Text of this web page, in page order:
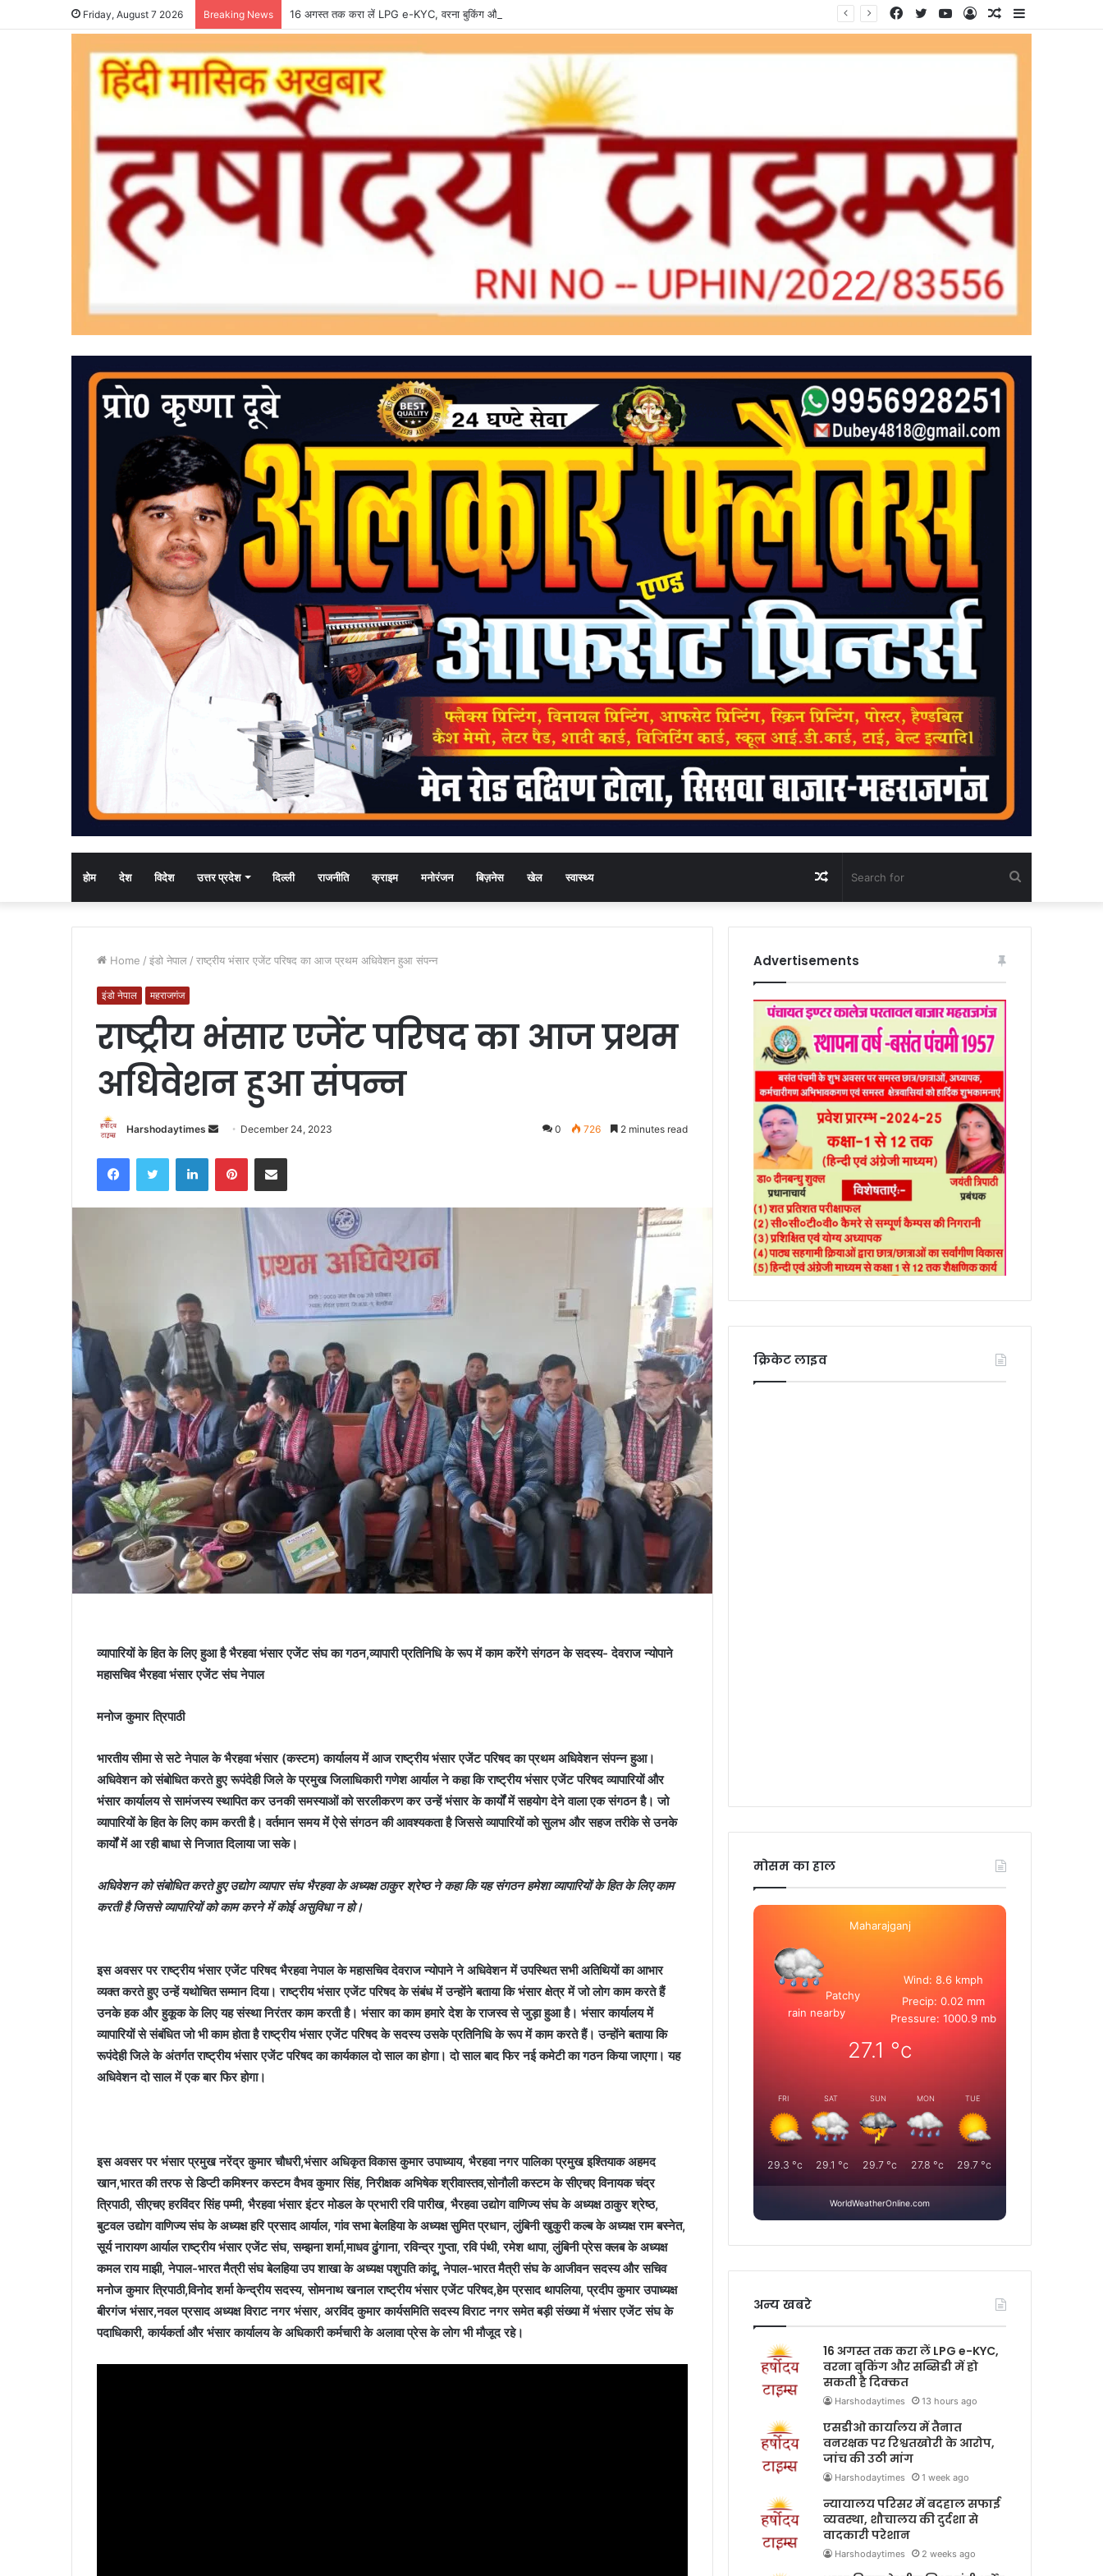
Friday, August 7 2026 Breaking News 16 अगस्त तक करा लें LPG e-KYC, वरना बुकिंग और सब्सिडी में हो सकती है दिक्कत Sidebar
Random
Log
YouTube
Twitter
Facebook
होम देश विदेश उत्तर प्रदेश दिल्ली राजनीति क्राइम मनोरंजन बिज़नेस खेल स्वास्थ्य
for
Random
Article
Home / इंडो नेपाल / राष्ट्रीय भंसार एजेंट परिषद का आज प्रथम अधिवेशन हुआ संपन्न
इंडो नेपाल महराजगंज
राष्ट्रीय भंसार एजेंट परिषद का आज प्रथम
अधिवेशन हुआ संपन्न
Harshodaytimes
Send
email
December 24, 2023 0 726 2 minutes read
FacebookTwitter LinkedInPinterestShare via Email
व्यापारियों के हित के लिए हुआ है भैरहवा भंसार एजेंट संघ का गठन,व्यापारी प्रतिनिधि के रूप में काम करेंगे संगठन के सदस्य- देवराज न्योपाने
महासचिव भैरहवा भंसार एजेंट संघ नेपाल
मनोज कुमार त्रिपाठी
भारतीय सीमा से सटे नेपाल के भैरहवा भंसार (कस्टम) कार्यालय में आज राष्ट्रीय भंसार एजेंट परिषद का प्रथम अधिवेशन संपन्न हुआ।
अधिवेशन को संबोधित करते हुए रूपंदेही जिले के प्रमुख जिलाधिकारी गणेश आर्याल ने कहा कि राष्ट्रीय भंसार एजेंट परिषद व्यापारियों और
भंसार कार्यालय से सामंजस्य स्थापित कर उनकी समस्याओं को सरलीकरण कर उन्हें भंसार के कार्यों में सहयोग देने वाला एक संगठन है। जो
व्यापारियों के हित के लिए काम करती है। वर्तमान समय में ऐसे संगठन की आवश्यकता है जिससे व्यापारियों को सुलभ और सहज तरीके से उनके
कार्यों में आ रही बाधा से निजात दिलाया जा सके।
अधिवेशन को संबोधित करते हुए उद्योग व्यापार संघ भैरहवा के अध्यक्ष ठाकुर श्रेष्ठ ने कहा कि यह संगठन हमेशा व्यापारियों के हित के लिए काम
करती है जिससे व्यापारियों को काम करने में कोई असुविधा न हो।
इस अवसर पर राष्ट्रीय भंसार एजेंट परिषद भैरहवा नेपाल के महासचिव देवराज न्योपाने ने अधिवेशन में उपस्थित सभी अतिथियों का आभार
व्यक्त करते हुए उन्हें यथोचित सम्मान दिया। राष्ट्रीय भंसार एजेंट परिषद के संबंध में उन्होंने बताया कि भंसार क्षेत्र में जो लोग काम करते हैं
उनके हक और हुकूक के लिए यह संस्था निरंतर काम करती है। भंसार का काम हमारे देश के राजस्व से जुड़ा हुआ है। भंसार कार्यालय में
व्यापारियों से संबंधित जो भी काम होता है राष्ट्रीय भंसार एजेंट परिषद के सदस्य उसके प्रतिनिधि के रूप में काम करते हैं। उन्होंने बताया कि
रूपंदेही जिले के अंतर्गत राष्ट्रीय भंसार एजेंट परिषद का कार्यकाल दो साल का होगा। दो साल बाद फिर नई कमेटी का गठन किया जाएगा। यह
अधिवेशन दो साल में एक बार फिर होगा।
इस अवसर पर भंसार प्रमुख नरेंद्र कुमार चौधरी,भंसार अधिकृत विकास कुमार उपाध्याय, भैरहवा नगर पालिका प्रमुख इश्तियाक अहमद
खान,भारत की तरफ से डिप्टी कमिश्नर कस्टम वैभव कुमार सिंह, निरीक्षक अभिषेक श्रीवास्तव,सोनौली कस्टम के सीएचए विनायक चंद्र
त्रिपाठी, सीएचए हरविंदर सिंह पम्मी, भैरहवा भंसार इंटर मोडल के प्रभारी रवि पारीख, भैरहवा उद्योग वाणिज्य संघ के अध्यक्ष ठाकुर श्रेष्ठ,
बुटवल उद्योग वाणिज्य संघ के अध्यक्ष हरि प्रसाद आर्याल, गांव सभा बेलहिया के अध्यक्ष सुमित प्रधान, लुंबिनी खुकुरी कल्ब के अध्यक्ष राम बस्नेत,
सूर्य नारायण आर्याल राष्ट्रीय भंसार एजेंट संघ, सम्झना शर्मा,माधव ढुंगाना, रविन्द्र गुप्ता, रवि पंथी, रमेश थापा, लुंबिनी प्रेस क्लब के अध्यक्ष
कमल राय माझी, नेपाल-भारत मैत्री संघ बेलहिया उप शाखा के अध्यक्ष पशुपति कांदू, नेपाल-भारत मैत्री संघ के आजीवन सदस्य और सचिव
मनोज कुमार त्रिपाठी,विनोद शर्मा केन्द्रीय सदस्य, सोमनाथ खनाल राष्ट्रीय भंसार एजेंट परिषद,हेम प्रसाद थापलिया, प्रदीप कुमार उपाध्यक्ष
बीरगंज भंसार,नवल प्रसाद अध्यक्ष विराट नगर भंसार, अरविंद कुमार कार्यसमिति सदस्य विराट नगर समेत बड़ी संख्या में भंसार एजेंट संघ के
पदाधिकारी, कार्यकर्ता और भंसार कार्यालय के अधिकारी कर्मचारी के अलावा प्रेस के लोग भी मौजूद रहे।
Advertisements
क्रिकेट लाइव
मोसम का हाल
Maharajganj
Patchy
rain nearby
Wind: 8.6 kmph
Precip: 0.02 mm
Pressure: 1000.9 mb
27.1 °c
FRI
29.3 °c
SAT
29.1 °c
SUN
29.7°c
MON
27.8 °c
TUE
29.7 °c
WorldWeatherOnline.com
अन्य खबरे
16 अगस्त तक करा लें LPG e-KYC,
वरना बुकिंग और सब्सिडी में हो
सकती है दिक्कत
Harshodaytimes 13 hours ago
एसडीओ कार्यालय में तैनात
वनरक्षक पर रिश्वतखोरी के आरोप,
जांच की उठी मांग
Harshodaytimes 1 week ago
न्यायालय परिसर में बदहाल सफाई
व्यवस्था, शौचालय की दुर्दशा से
वादकारी परेशान
Harshodaytimes 2 weeks ago